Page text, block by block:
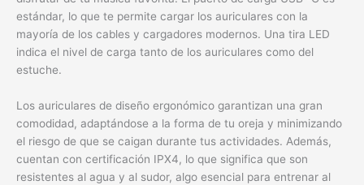
estándar, lo que te permite cargar los auriculares con la
mayoría de los cables y cargadores modernos. Una tira LED
indica el nivel de carga tanto de los auriculares como del
estuche.
Los auriculares de diseño ergonómico garantizan una gran
comodidad, adaptándose a la forma de tu oreja y minimizando
el riesgo de que se caigan durante tus actividades. Además,
cuentan con certificación IPX4, lo que significa que son
resistentes al agua y al sudor, algo esencial para entrenar al